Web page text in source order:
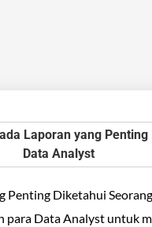
Penting Diketahui
para Data Analyst untuk